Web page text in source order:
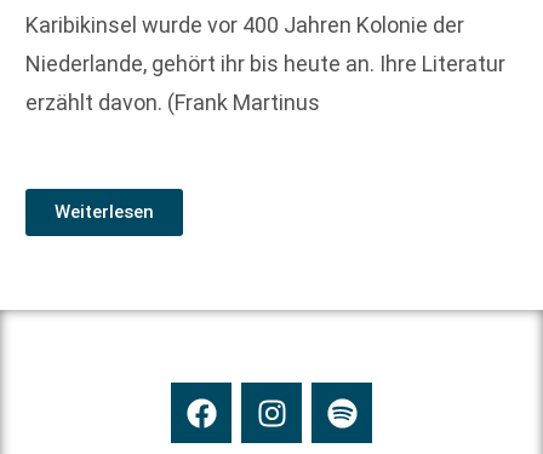
Karibik­insel wurde vor 400 Jahren Kolonie der
Niederlande, gehört ihr bis heute an. Ihre Literatur
erzählt davon. (Frank Martinus
Weiterlesen